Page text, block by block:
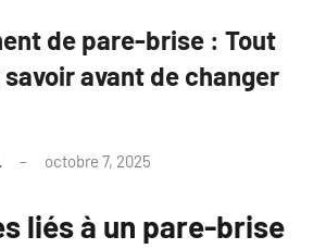
de pare-brise : Tout
savoir avant de changer
octobre 7, 2025
liés à un pare-brise